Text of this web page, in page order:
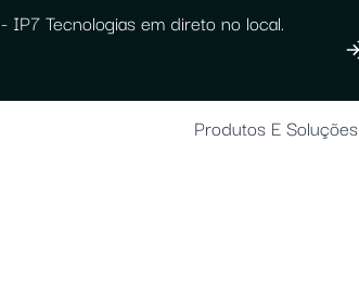
- IP7 Tecnologias em direto no local.
Produtos E Soluções